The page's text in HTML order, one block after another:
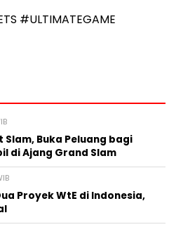
#ULTIMATEGAME
Slam, Buka Peluang bagi
di Ajang Grand Slam
Proyek WtE di Indonesia,